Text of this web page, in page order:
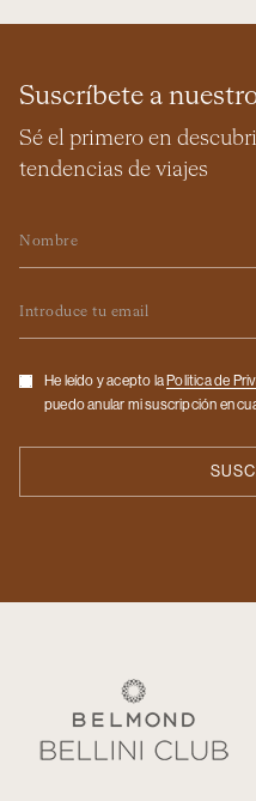
Suscríbete a
Sé el primero en
tendencias de viajes
Checkbox
He leído y acepto la Politica de
puedo anular mi suscripción en